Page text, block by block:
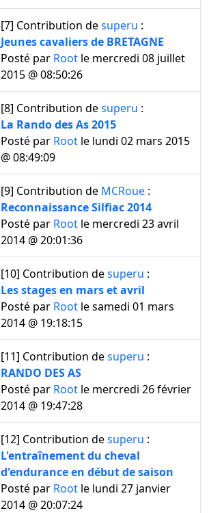
[7] Contribution desuperu :
Jeunes cavaliers de BRETAGNE
Posté par Rootle mercredi 08 juillet
2015 @ 08:50:26
[8] Contribution desuperu :
La Rando des As 2015
Posté par Rootle lundi 02 mars 2015
@ 08:49:09
[9] Contribution de MCRoue:
Reconnaissance Silfiac 2014
Posté par Rootle mercredi 23 avril
2014 @ 20:01:36
[10] Contribution desuperu :
Les stages en mars et avril
Posté par Rootle samedi 01 mars
2014 @ 19:18:15
[11] Contribution desuperu :
RANDO DES AS
Posté par Rootle mercredi 26 février
2014 @ 19:47:28
[12] Contribution desuperu :
L'entraînement du cheval
d'endurance en début de saison
Posté par Rootle lundi 27 janvier
2014 @ 20:07:24